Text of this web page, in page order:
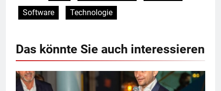
Software
Technologie
Das könnte Sie auch interessieren